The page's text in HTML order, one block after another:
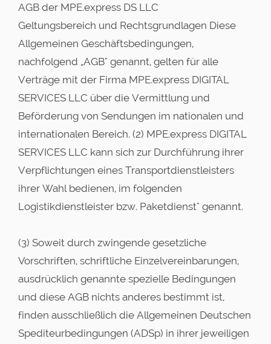
AGB der MPE.express DS LLC
Geltungsbereich und Rechtsgrundlagen Diese
Allgemeinen Geschäftsbedingungen,
nachfolgend „AGB" genannt, gelten für alle
Verträge mit der Firma MPE.express DIGITAL
SERVICES LLC über die Vermittlung und
Beförderung von Sendungen im nationalen und
internationalen Bereich. (2) MPE.express DIGITAL
SERVICES LLC kann sich zur Durchführung ihrer
Verpflichtungen eines Transportdienstleisters
ihrer Wahl bedienen, im folgenden
Logistikdienstleister bzw. Paketdienst" genannt.
(3) Soweit durch zwingende gesetzliche
Vorschriften, schriftliche Einzelvereinbarungen,
ausdrücklich genannte spezielle Bedingungen
und diese AGB nichts anderes bestimmt ist,
finden ausschließlich die Allgemeinen Deutschen
Spediteurbedingungen (ADSp) in ihrer jeweiligen